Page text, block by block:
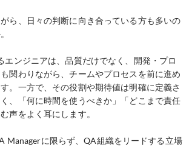
ら、日々の判断に向き合っている方も多いの
エンジニアは、品質だけでなく、開発・プロ
関わりながら、チームやプロセスを前に進め
。一方で、その役割や期待値は明確に定義さ
、「何に時間を使うべきか」「どこまで責任
声をよく耳にします。
Managerに限らず、QA組織をリードする立場